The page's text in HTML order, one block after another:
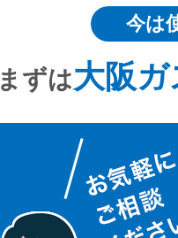
今は
まずは大阪